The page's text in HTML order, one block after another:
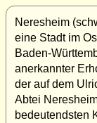
Neresheim
eine Stadt im
Baden-
anerkannter
der auf dem
Abtei
bedeutendsten